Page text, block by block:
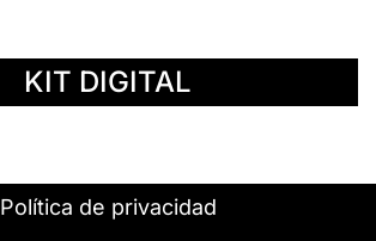
KIT DIGITAL
Política de privacidad